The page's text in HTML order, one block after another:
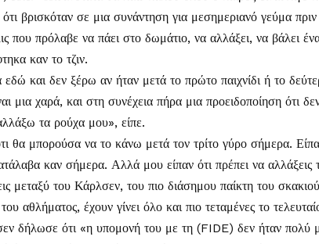
βρισκόταν σε μια συνάντηση για μεσημεριανό γεύμα
που πρόλαβε να πάει στο δωμάτιο, να αλλάξει, να βάλει
καν το τζιν.
και δεν ξέρω αν ήταν μετά το πρώτο παιχνίδι ή το
μια χαρά, και στη συνέχεια πήρα μια προειδοποίηση ότι
τα ρούχα μου», είπε.
θα μπορούσα να το κάνω μετά τον τρίτο γύρο σήμερα.
καν σήμερα. Αλλά μου είπαν ότι πρέπει να αλλάξεις
μεταξύ του Κάρλσεν, του πιο διάσημου παίκτη του
αθλήματος, έχουν γίνει όλο και πιο τεταμένες το
δήλωσε ότι «η υπομονή του με τη (FIDE) δεν ήταν πολύ